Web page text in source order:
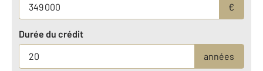
€
Durée du crédit
années